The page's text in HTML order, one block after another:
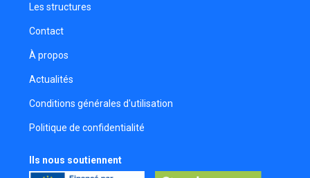
Les structures
Contact
À propos
Actualités
Conditions générales d'utilisation
Politique de confidentialité
Ils nous soutiennent